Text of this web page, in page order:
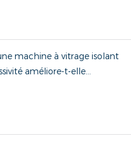
machine à vitrage isolant
améliore-t-elle